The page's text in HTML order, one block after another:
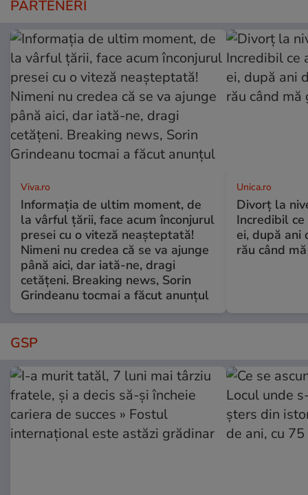
PARTENERI
Viva.ro
Informația de ultim moment, de
la vârful țării, face acum înconjurul
presei cu o viteză neașteptată!
Nimeni nu credea că se va ajunge
până aici, dar iată-ne, dragi
cetățeni. Breaking news, Sorin
Grindeanu tocmai a făcut anunțul
Unica.ro
Divorț la
Incredibil
ei, după ani
rău când
GSP